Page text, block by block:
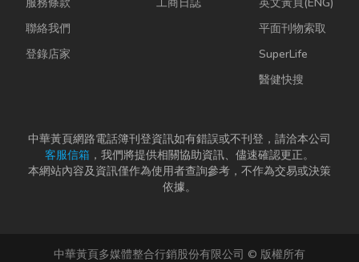
聯絡我們
登錄店家
平面刊物索取
SuperLife
醫健快搜
中華黃頁網路電話簿刊登資訊如有錯誤或不刊登，請洽本公司
客服信箱 ，我們將提供相關協助資訊、儘速確認更正。
本網站內容及資訊僅作為使用者查詢參考，不作為交易或決策
依據。
中華黃頁多媒體整合行銷股份有限公司 © 版權所有